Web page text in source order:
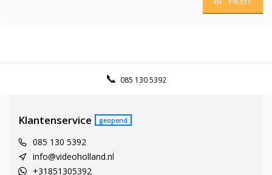
085 130 5392
Klantenservice geopend
085 130 5392
info@videoholland.nl
+31851305392